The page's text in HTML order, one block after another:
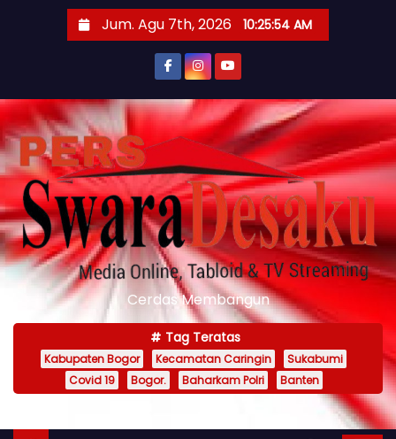
t
o
c
o
n
t
e
Jum. Agu 7th, 2026 10:25:56 AM
Cerdas Membangun
Tag Teratas
Kabupaten Bogor Kecamatan Caringin
Sukabumi
Covid 19
Bogor. Baharkam Polri Banten